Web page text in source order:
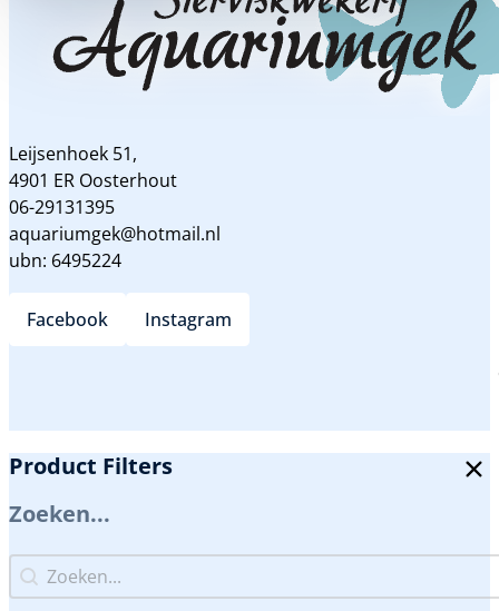
Leijsenhoek 51,
4901 ER Oosterhout
06-29131395
aquariumgek@hotmail.nl
ubn: 6495224
Facebook Instagram
Product Filters
Zoeken...
Zoeken...
Zoeken...